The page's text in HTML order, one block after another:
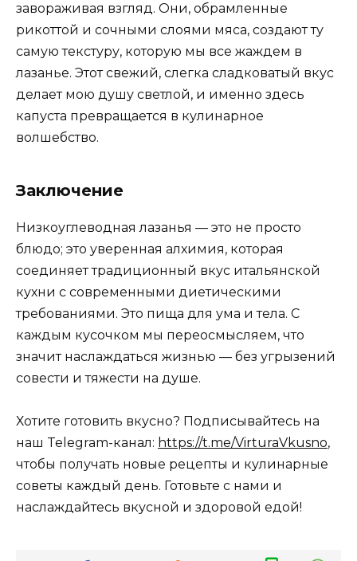
завораживая взгляд. Они, обрамленные
рикоттой и сочными слоями мяса, создают ту
самую текстуру, которую мы все жаждем в
лазанье. Этот свежий, слегка сладковатый вкус
делает мою душу светлой, и именно здесь
капуста превращается в кулинарное
волшебство.
Заключение
Низкоуглеводная лазанья — это не просто
блюдо; это уверенная алхимия, которая
соединяет традиционный вкус итальянской
кухни с современными диетическими
требованиями. Это пища для ума и тела. С
каждым кусочком мы переосмысляем, что
значит наслаждаться жизнью — без угрызений
совести и тяжести на душе.
Хотите готовить вкусно? Подписывайтесь на
наш Telegram-канал: https://t.me/VirturaVkusno,
чтобы получать новые рецепты и кулинарные
советы каждый день. Готовьте с нами и
наслаждайтесь вкусной и здоровой едой!